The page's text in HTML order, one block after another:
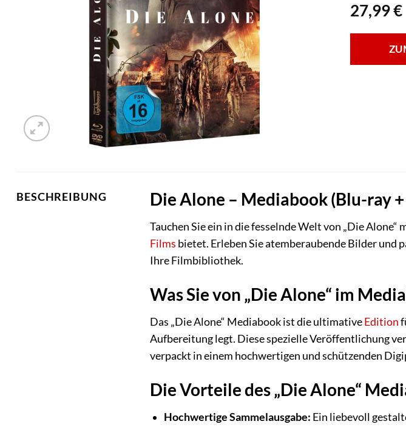
27,99€
BESCHREIBUNG Die Alone – Mediabook (Blu-ray
Tauchen Sie ein in die fesselnde Welt von „Die
Films bietet. Erleben Sie atemberaubende Bilder und
Ihre Filmbibliothek.
Was Sie von „Die Alone“ im
Das „Die Alone“ Mediabook ist die ultimativeEdition
Aufbereitung legt. Diese spezielle Veröffentlichung
verpackt in einem hochwertigen und schützenden
Die Vorteile des „Die Alone“
Hochwertige Sammelausgabe: Ein liebevoll